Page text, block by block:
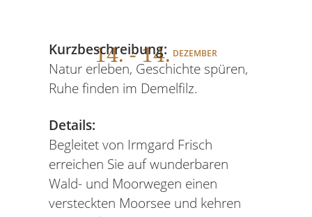
14. - 14. DEZEMBER
Kurzbeschreibung:
Natur erleben, Geschichte spüren,
Ruhe finden im Demelfilz.
Details:
Begleitet von Irmgard Frisch
erreichen Sie auf wunderbaren
Wald- und Moorwegen einen
versteckten Moorsee und kehren